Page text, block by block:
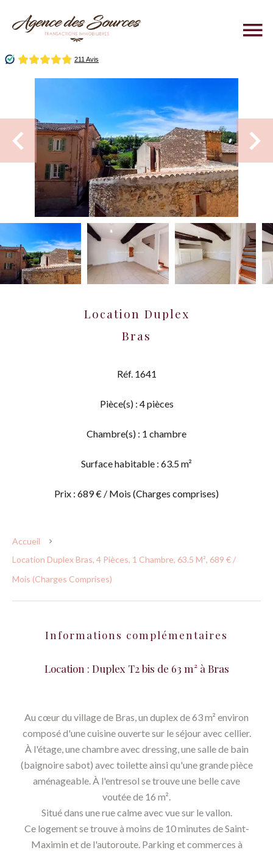
Location Duplex
Bras
Réf. 1641
Pièce(s) : 4 pièces
Chambre(s) : 1 chambre
Surface habitable : 63.5 m²
Prix : 689 € / Mois (Charges comprises)
Accueil
Location Duplex Bras, 4 Pièces, 1 Chambre, 63.5 M², 689 € /
Mois (Charges Comprises)
Informations complémentaires
Location : Duplex T2 bis de 63 m² à Bras
Au cœur du village de Bras, un duplex de 63 m² environ
composé d'une cuisine ouverte sur le séjour avec cellier.
À l'étage, une chambre avec dressing, une salle de bain
(baignoire sabot) avec toilette ainsi qu'une grande pièce
aménageable. À l'entresol se trouve une belle cave
voutée de 16 m².
Situé dans une rue calme avec vue sur le vallon.
Ce logement se trouve à moins de 10 minutes de Saint-
Maximin et de l'autoroute. Parking et commerces à